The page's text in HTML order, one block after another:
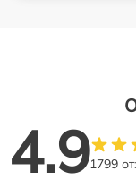
4.91799